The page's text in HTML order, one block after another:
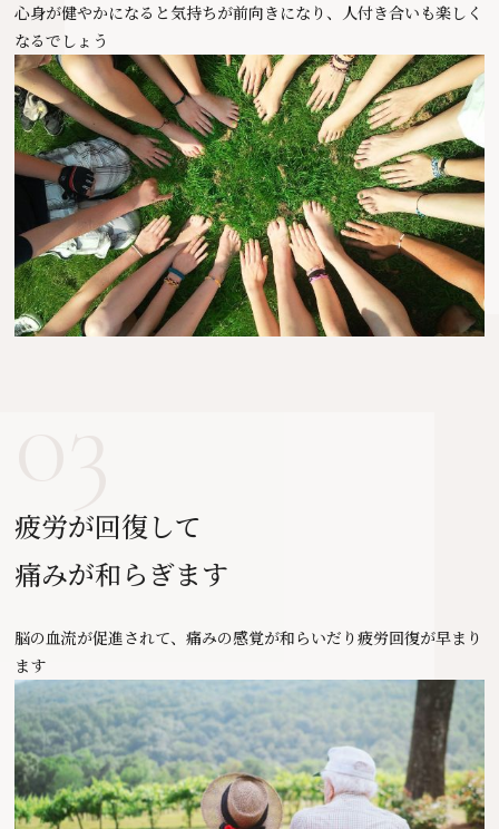
心身が健やかになると気持ちが前向きになり、人付き合いも楽しく
なるでしょう
疲労が回復して
痛みが和らぎます
脳の血流が促進されて、痛みの感覚が和らいだり疲労回復が早まり
ます